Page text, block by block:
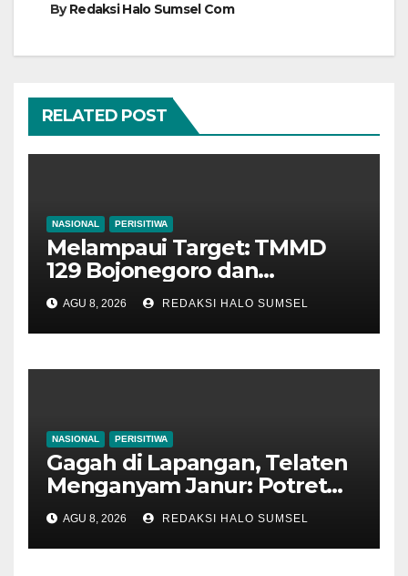
ByRedaksi Halo Sumsel Com
RELATED POST
NASIONAL PERISITIWA
Melampaui Target: TMMD
129 Bojonegoro dan
Disnakkan Sentuh Nadi
Ekonomi Warga Lewat
Layanan Kesehatan Hewan
AGU 8, 2026 REDAKSI HALO SUMSEL
NASIONAL PERISITIWA
Gagah di Lapangan, Telaten
Menganyam Janur: Potret
Kemanunggalan Satgas
TMMD 129 Bojonegoro di
Kesongo
AGU 8, 2026 REDAKSI HALO SUMSEL